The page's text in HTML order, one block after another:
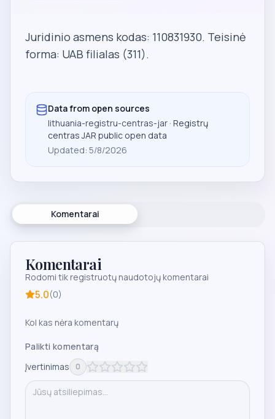
Juridinio asmens kodas: 110831930. Teisinė
forma: UAB filialas (311).
Data from open sources
lithuania-registru-centras-jar · Registrų
centras JAR public open data
Updated: 5/8/2026
Komentarai
Komentarai
Rodomi tik registruotų naudotojų komentarai
5.0(0)
Kol kas nėra komentarų
Palikti komentarą
Įvertinimas
0